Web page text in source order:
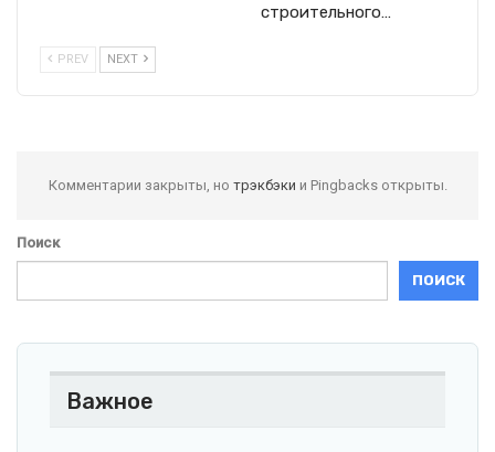
строительного…
PREV NEXT
Комментарии закрыты, но трэкбэки и Pingbacks открыты.
Поиск
ПОИСК
Важное